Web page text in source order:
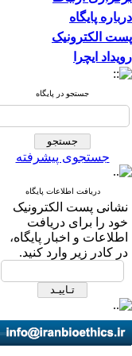
درباره پایگاه
پست الکترونیک
رویداد ایچرا
جستجو در پایگاه
جستجوی پیشرفته
دریافت اطلاعات پایگاه
نشانی پست الکترونیک
خود را برای دریافت
اطلاعات و اخبار پایگاه،
در کادر زیر وارد کنید.